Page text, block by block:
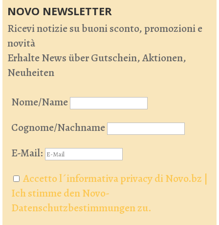
NOVO NEWSLETTER
Ricevi notizie su buoni sconto, promozioni e
novità
Erhalte News über Gutschein, Aktionen,
Neuheiten
Nome/Name
Cognome/Nachname
E-Mail:
Accetto l´informativa privacy di Novo.bz |
Ich stimme den Novo-
Datenschutzbestimmungen zu.